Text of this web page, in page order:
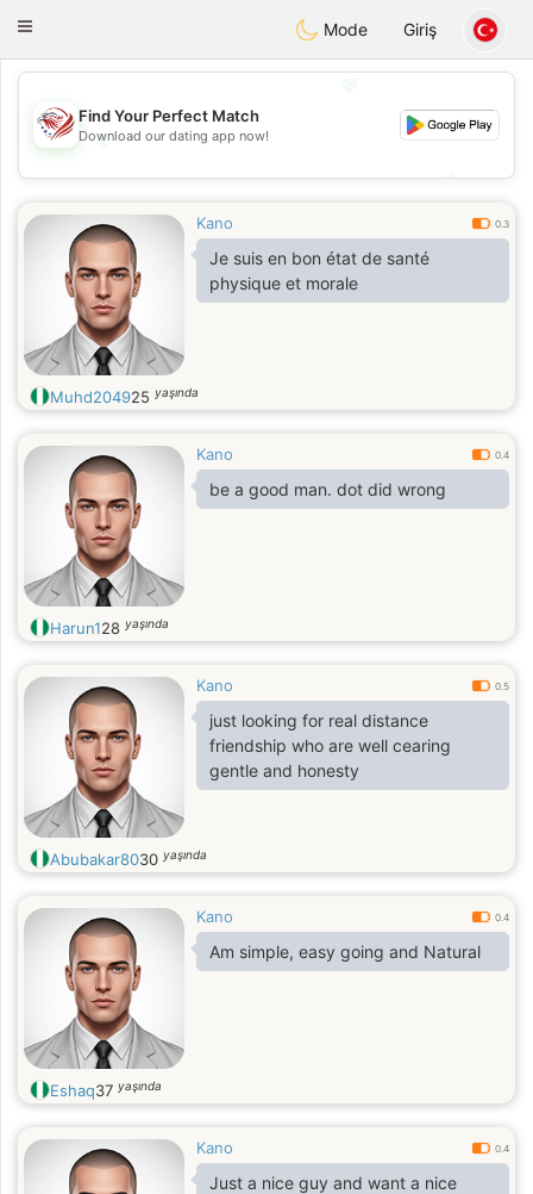
Dating
Toggle
Mode Giriş
💖
💕
Find Your Perfect Match
Download our dating app now!
Kano 0.3
Je suis en bon état de santé
physique et morale
Muhd204925 yaşında
Kano 0.4
be a good man. dot did wrong
Harun128 yaşında
Kano 0.5
just looking for real distance
friendship who are well cearing
gentle and honesty
Abubakar8030 yaşında
Kano 0.4
Am simple, easy going and Natural
Eshaq37 yaşında
Kano 0.4
Just a nice guy and want a nice